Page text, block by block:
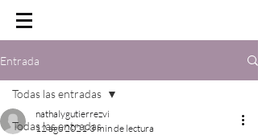
Entrada
Todas las entradas
Todas las entradas
nathalygutierrezvi
12 ago 2021 3 min de lectura